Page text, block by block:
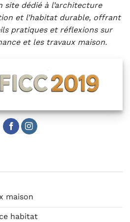
site dédié à l’architecture
et l’habitat durable, offrant
pratiques et réflexions sur
et les travaux maison.
maison
habitat